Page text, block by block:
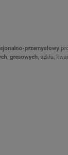
przemysłowy
gresowych , szkła,